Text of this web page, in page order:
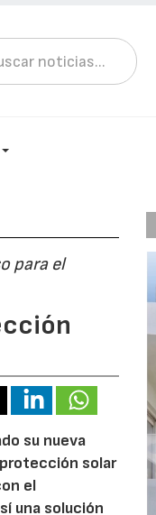
para el
su nueva
solar
el
una solución